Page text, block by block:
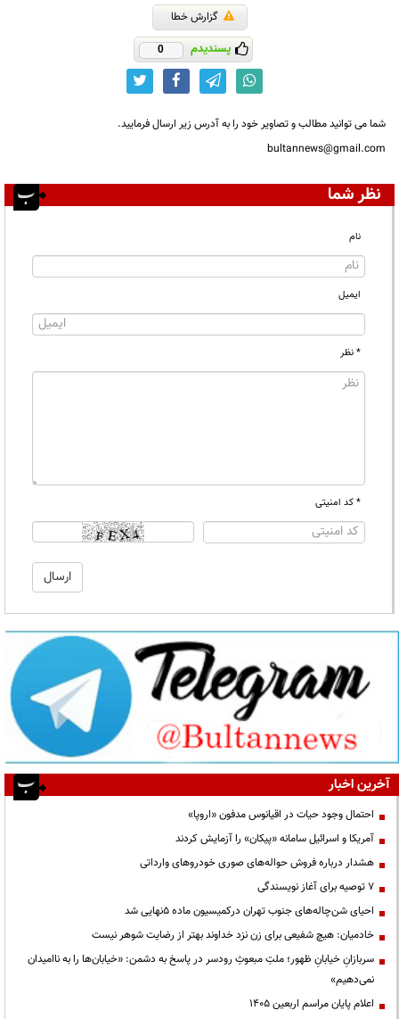
گزارش خطا
پسندیدم 0
شما می توانید مطالب و تصاویر خود را به آدرس زیر ارسال فرمایید.
bultannews@gmail.com
نظر شما
نام
ایمیل
* نظر
* کد امنیتی
آخرین اخبار
احتمال وجود حیات در اقیانوس مدفون «اروپا»
آمریکا و اسرائیل سامانه «پیکان» را آزمایش کردند
هشدار درباره فروش حواله‌های صوری خودروهای وارداتی
۷ توصیه برای آغاز نویسندگی
احیای شن‌چاله‌های جنوب تهران درکمیسیون ماده ۵نهایی شد
خادمیان: هیچ شفیعی برای زن نزد خداوند بهتر از رضایت شوهر نیست
سربازانِ خیابانِ ظهور؛ ملتِ مبعوثِ رودسر در پاسخ به دشمن: «خیابان‌ها را به ناامیدان
نمی‌دهیم»
اعلام پایان مراسم اربعین ۱۴۰۵